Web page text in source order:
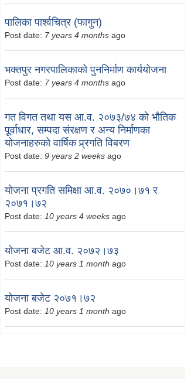
पालिका पार्श्वचित्र (फागुन)
Post date: 7 years 4 months ago
भक्तपुर नगरपालिकाको पुननिर्माण कार्ययोजना
Post date: 7 years 4 months ago
गत विगत तथा यस आ.व. २०७३/७४ को भौतिक
पूूर्वाधार, सम्पदा संरक्षण र अन्य निर्माणका
योजनाहरुको वार्षिक प्र्रगति विबरण
Post date: 9 years 2 weeks ago
योजना प्रगति समिक्षा आ.व. २०७०।७१ र
२०७१।७२
Post date: 10 years 4 weeks ago
योजना बजेट आ.व. २०७२।७३
Post date: 10 years 1 month ago
योजना बजेट २०७१।७२
Post date: 10 years 1 month ago